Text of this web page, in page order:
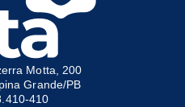
Motta, 200
Grande/PB
410